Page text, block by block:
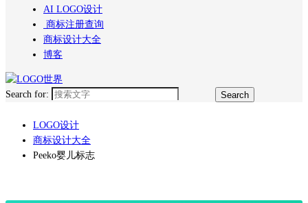
AI LOGO设计
商标注册查询
商标设计大全
博客
Search for:
LOGO设计
商标设计大全
Peeko婴儿标志